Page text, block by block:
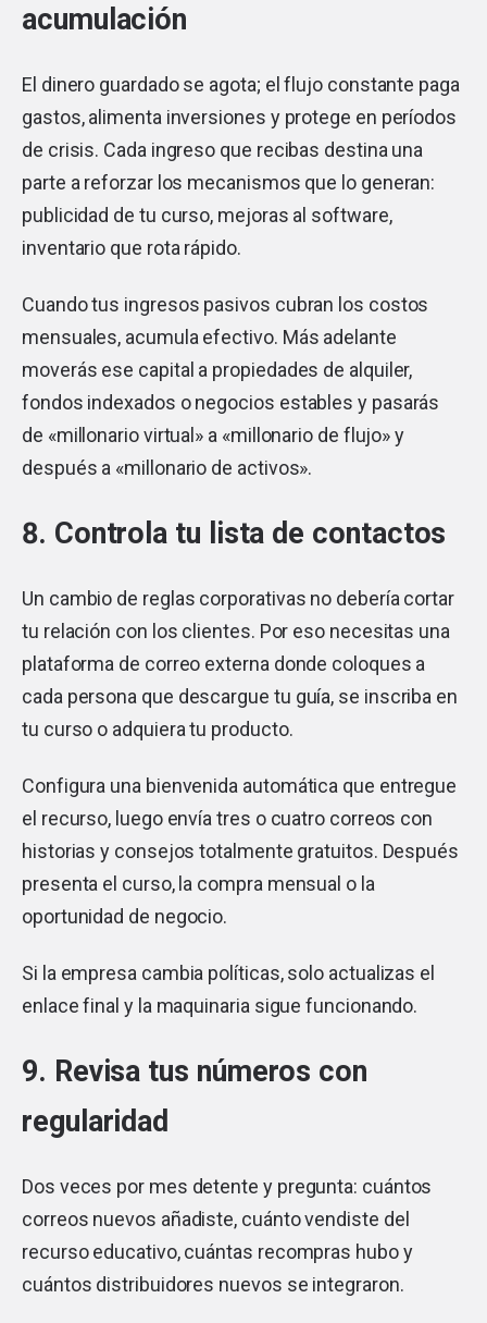
acumulación
El dinero guardado se agota; el flujo constante paga
gastos, alimenta inversiones y protege en períodos
de crisis. Cada ingreso que recibas destina una
parte a reforzar los mecanismos que lo generan:
publicidad de tu curso, mejoras al software,
inventario que rota rápido.
Cuando tus ingresos pasivos cubran los costos
mensuales, acumula efectivo. Más adelante
moverás ese capital a propiedades de alquiler,
fondos indexados o negocios estables y pasarás
de «millonario virtual» a «millonario de flujo» y
después a «millonario de activos».
8. Controla tu lista de contactos
Un cambio de reglas corporativas no debería cortar
tu relación con los clientes. Por eso necesitas una
plataforma de correo externa donde coloques a
cada persona que descargue tu guía, se inscriba en
tu curso o adquiera tu producto.
Configura una bienvenida automática que entregue
el recurso, luego envía tres o cuatro correos con
historias y consejos totalmente gratuitos. Después
presenta el curso, la compra mensual o la
oportunidad de negocio.
Si la empresa cambia políticas, solo actualizas el
enlace final y la maquinaria sigue funcionando.
9. Revisa tus números con
regularidad
Dos veces por mes detente y pregunta: cuántos
correos nuevos añadiste, cuánto vendiste del
recurso educativo, cuántas recompras hubo y
cuántos distribuidores nuevos se integraron.